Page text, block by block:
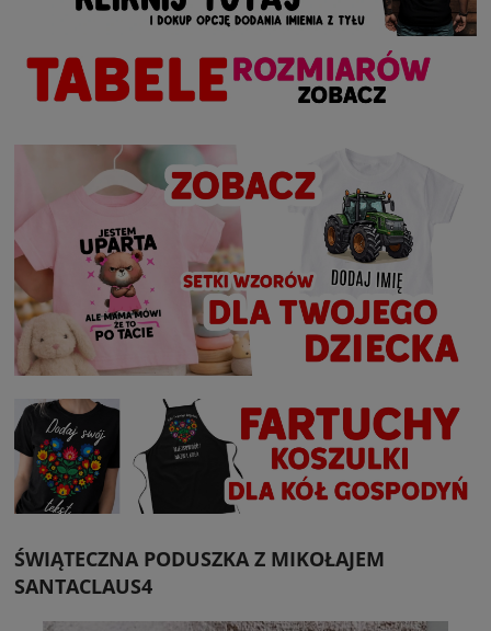
ŚWIĄTECZNA PODUSZKA Z MIKOŁAJEM
SANTACLAUS4